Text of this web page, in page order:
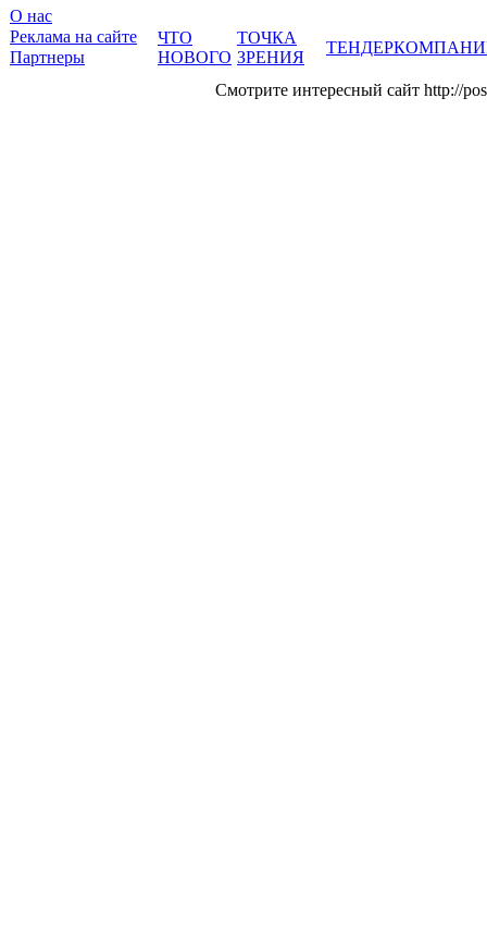
О нас
Реклама на сайте
Партнеры
ЧТО
НОВОГО
ТОЧКА
ЗРЕНИЯ
ТЕНДЕР
Смотрите интересный сайт http://